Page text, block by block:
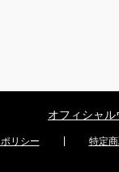
オフィシャ
リシー 特定